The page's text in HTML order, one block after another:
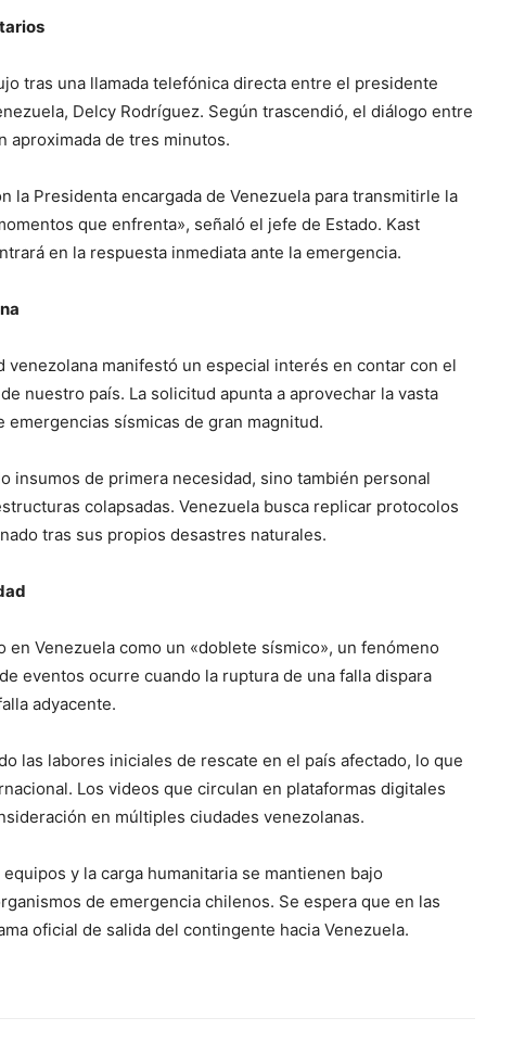
tras una llamada telefónica directa entre el presidente
Delcy Rodríguez. Según trascendió, el diálogo entre
aproximada de tres minutos.
la Presidenta encargada de Venezuela para transmitirle la
que enfrenta», señaló el jefe de Estado. Kast
en la respuesta inmediata ante la emergencia.
venezolana manifestó un especial interés en contar con el
nuestro país. La solicitud apunta a aprovechar la vasta
sísmicas de gran magnitud.
insumos de primera necesidad, sino también personal
colapsadas. Venezuela busca replicar protocolos
tras sus propios desastres naturales.
Venezuela como un «doblete sísmico», un fenómeno
eventos ocurre cuando la ruptura de una falla dispara
adyacente.
las labores iniciales de rescate en el país afectado, lo que
Los videos que circulan en plataformas digitales
en múltiples ciudades venezolanas.
y la carga humanitaria se mantienen bajo
de emergencia chilenos. Se espera que en las
oficial de salida del contingente hacia Venezuela.